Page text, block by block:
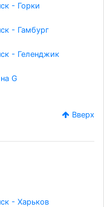
- Горки
- Гамбург
- Геленджик
G
Вверх
- Харьков